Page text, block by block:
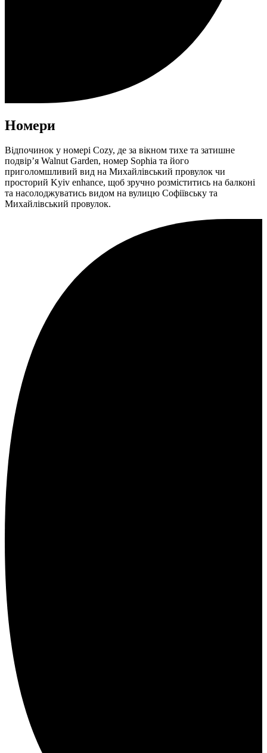
Номери
Відпочинок у номері Cozy, де за вікном тихе та затишне
подвір’я Walnut Garden, номер Sophia та його
приголомшливий вид на Михайлівський провулок чи
просторий Kyiv enhance, щоб зручно розміститись на балконі
та насолоджуватись видом на вулицю Софіївську та
Михайлівський провулок.